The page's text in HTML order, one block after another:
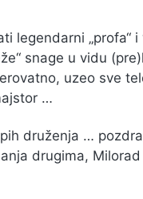
legendarni „profa“
snage u vidu
uzeo sve
…
druženja …
drugima, Milorad